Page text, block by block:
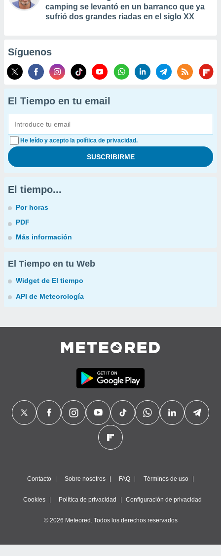
camping se levantó en un barranco que ya
sufrió dos grandes riadas en el siglo XX
Síguenos
El Tiempo en tu email
He leído y acepto la política de privacidad.
El tiempo...
Por horas
PDF
Más información
El Tiempo en tu Web
Widget de El tiempo
API de Meteorología
Contacto Sobre nosotros FAQ Términos de uso
Cookies Política de privacidad Configuración de privacidad
© 2026 Meteored. Todos los derechos reservados